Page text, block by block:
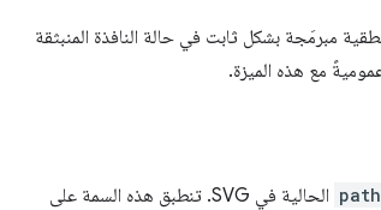
مع هذه الميزة.
الحالية في SVG. تنطبق هذه السمة على